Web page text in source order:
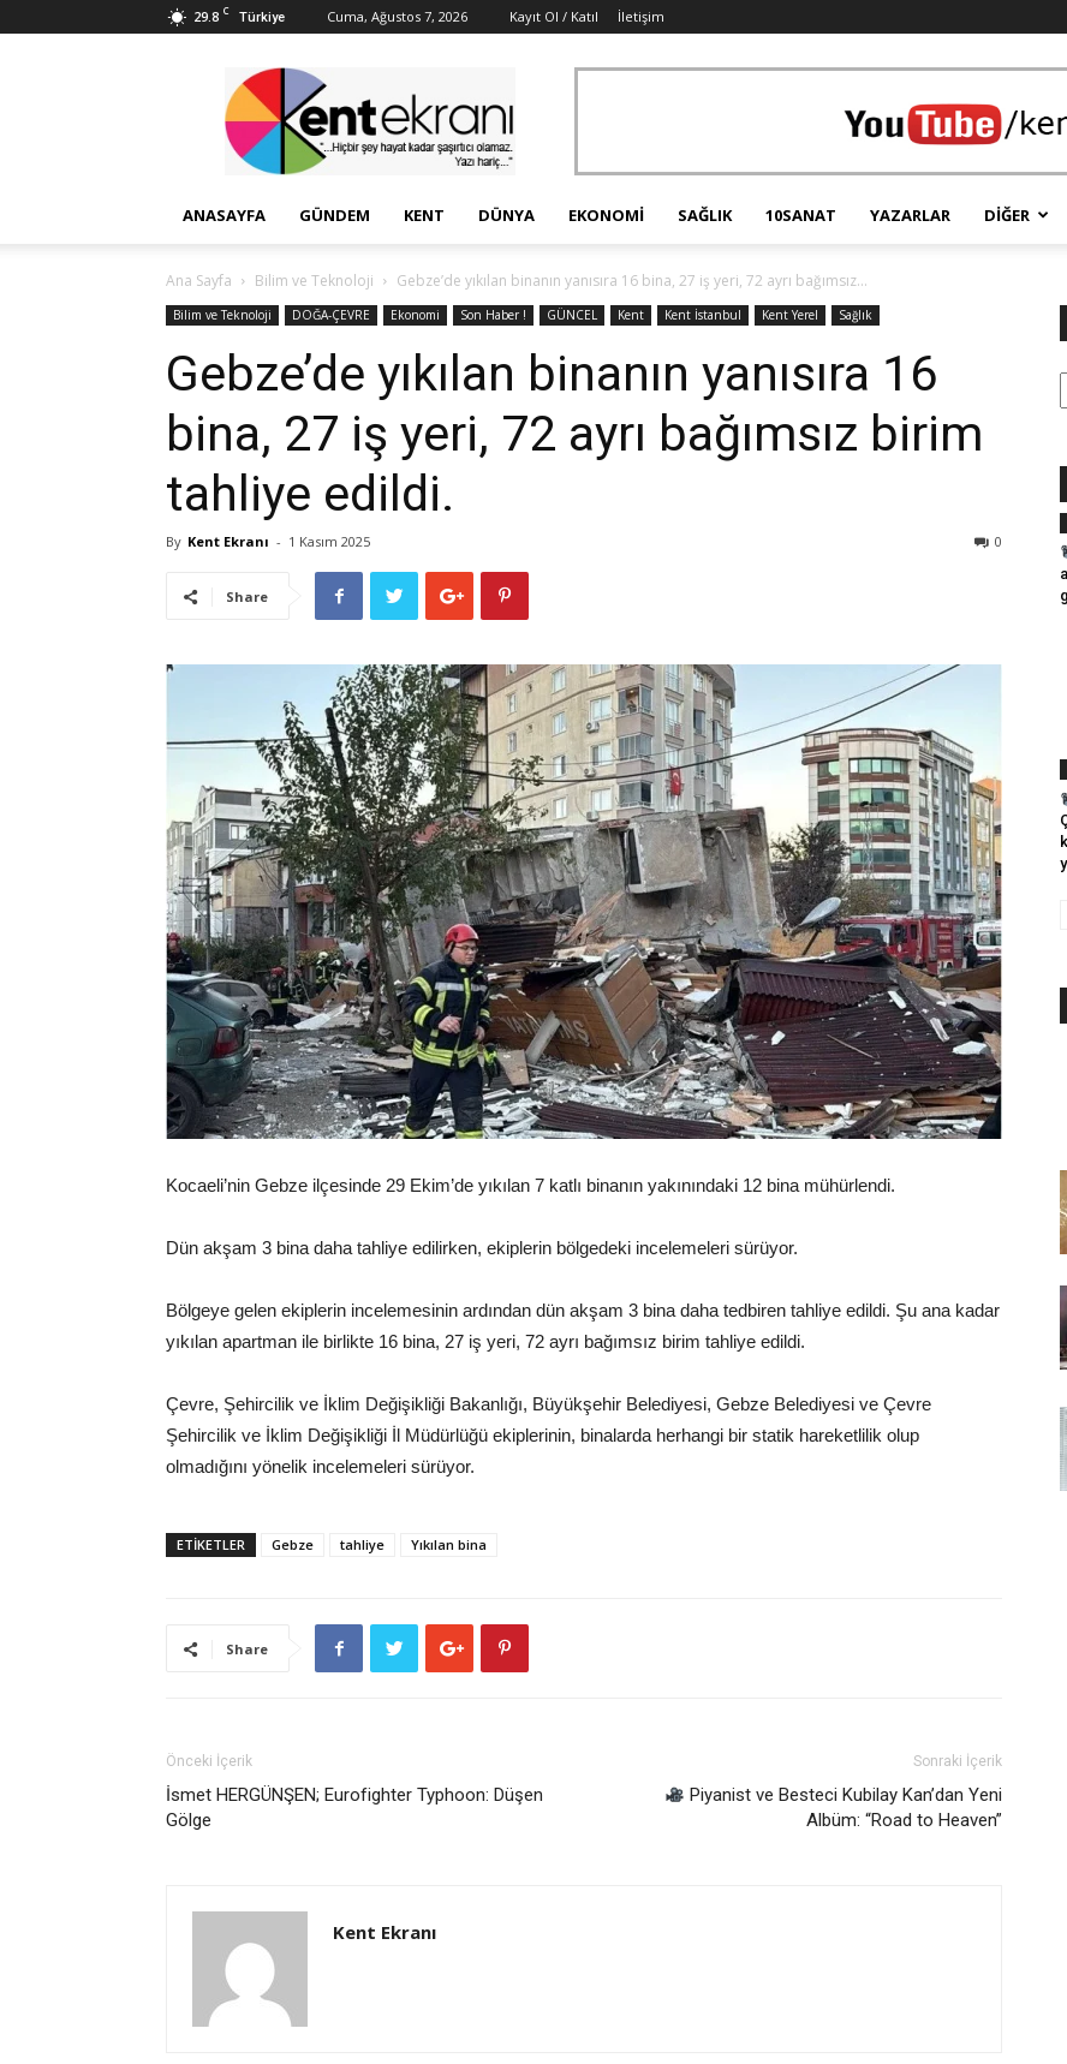
29.8 C Türkiye Cuma, Ağustos 7, 2026 Kayıt Ol / Katıl İletişim
Ekranı
ANASAYFA GÜNDEM KENT DÜNYA EKONOMI SAĞLIK 10SANAT YAZARLAR DIĞER
Ana Sayfa Bilim ve Teknoloji Gebze’de yıkılan binanın yanısıra 16 bina, 27 iş yeri, 72 ayrı bağımsız...
Bilim ve Teknoloji DOĞA-ÇEVRE Ekonomi Son Haber ! GÜNCEL Kent Kent İstanbul Kent Yerel Sağlık
Gebze’de yıkılan binanın yanısıra 16
bina, 27 iş yeri, 72 ayrı bağımsız birim
tahliye edildi.
By Kent Ekranı - 1 Kasım 2025 0
Share
Kocaeli’nin Gebze ilçesinde 29 Ekim’de yıkılan 7 katlı binanın yakınındaki 12 bina mühürlendi.
Dün akşam 3 bina daha tahliye edilirken, ekiplerin bölgedeki incelemeleri sürüyor.
Bölgeye gelen ekiplerin incelemesinin ardından dün akşam 3 bina daha tedbiren tahliye edildi. Şu ana kadar
yıkılan apartman ile birlikte 16 bina, 27 iş yeri, 72 ayrı bağımsız birim tahliye edildi.
Çevre, Şehircilik ve İklim Değişikliği Bakanlığı, Büyükşehir Belediyesi, Gebze Belediyesi ve Çevre
Şehircilik ve İklim Değişikliği İl Müdürlüğü ekiplerinin, binalarda herhangi bir statik hareketlilik olup
olmadığını yönelik incelemeleri sürüyor.
ETİKETLER Gebze tahliye Yıkılan bina
Share
Önceki İçerik
İsmet HERGÜNŞEN; Eurofighter Typhoon: Düşen
Gölge
Sonraki İçerik
Piyanist ve Besteci Kubilay Kan’dan Yeni
Albüm: “Road to Heaven”
Kent Ekranı